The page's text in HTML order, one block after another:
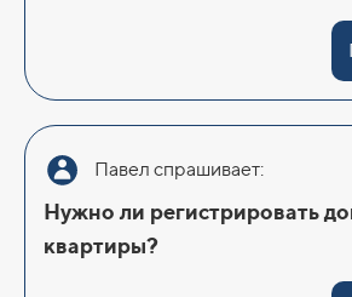
Павел спрашивает:
Нужно ли регистрировать
квартиры?